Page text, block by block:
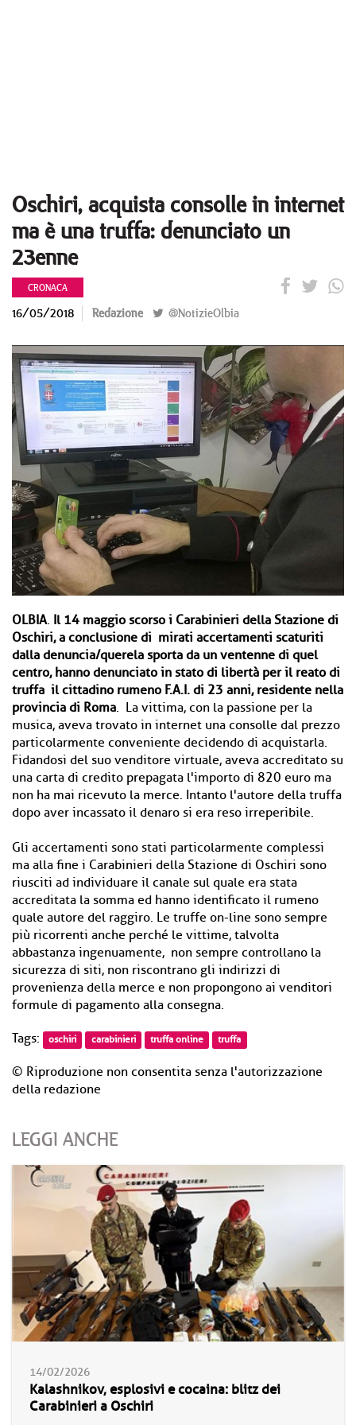
Oschiri, acquista consolle in internet
ma è una truffa: denunciato un
23enne
CRONACA
16/05/2018 Redazione @NotizieOlbia
OLBIA. Il 14 maggio scorso i Carabinieri della Stazione di
Oschiri, a conclusione di mirati accertamenti scaturiti
dalla denuncia/querela sporta da un ventenne di quel
centro, hanno denunciato in stato di libertà per il reato di
truffa il cittadino rumeno F.A.I. di 23 anni, residente nella
provincia di Roma. La vittima, con la passione per la
musica, aveva trovato in internet una consolle dal prezzo
particolarmente conveniente decidendo di acquistarla.
Fidandosi del suo venditore virtuale, aveva accreditato su
una carta di credito prepagata l'importo di 820 euro ma
non ha mai ricevuto la merce. Intanto l'autore della truffa
dopo aver incassato il denaro si era reso irreperibile.
Gli accertamenti sono stati particolarmente complessi
ma alla fine i Carabinieri della Stazione di Oschiri sono
riusciti ad individuare il canale sul quale era stata
accreditata la somma ed hanno identificato il rumeno
quale autore del raggiro. Le truffe on-line sono sempre
più ricorrenti anche perché le vittime, talvolta
abbastanza ingenuamente, non sempre controllano la
sicurezza di siti, non riscontrano gli indirizzi di
provenienza della merce e non propongono ai venditori
formule di pagamento alla consegna.
Tags: oschiri carabinieri truffa online truffa
© Riproduzione non consentita senza l'autorizzazione
della redazione
LEGGI ANCHE
14/02/2026
Kalashnikov, esplosivi e cocaina: blitz dei
Carabinieri a Oschiri